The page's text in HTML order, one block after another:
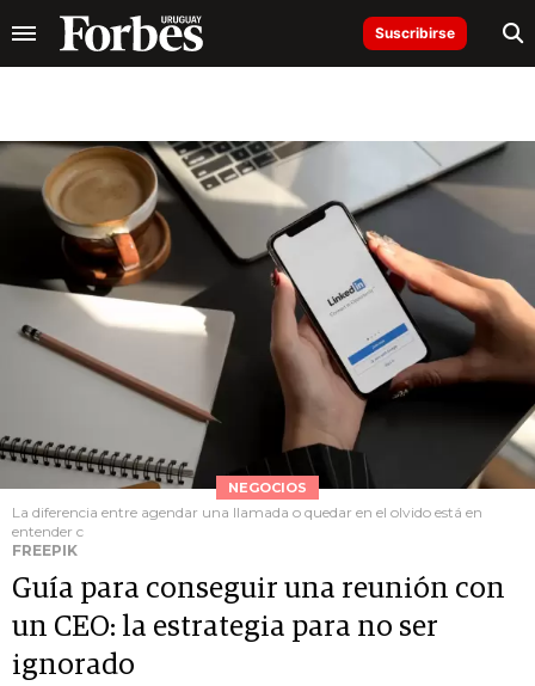
Suscribirse
NEGOCIOS
La diferencia entre agendar una llamada o quedar en el olvido está en
entender c
FREEPIK
Guía para conseguir una reunión con
un CEO: la estrategia para no ser
ignorado